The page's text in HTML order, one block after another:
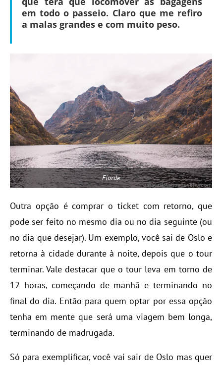
em todo o passeio. Claro que me refiro
a malas grandes e com muito peso.
Fiorde
Outra opção é comprar o ticket com retorno, que
pode ser feito no mesmo dia ou no dia seguinte (ou
no dia que desejar). Um exemplo, você sai de Oslo e
retorna à cidade durante à noite, depois que o tour
terminar. Vale destacar que o tour leva em torno de
12 horas, começando de manhã e terminando no
final do dia. Então para quem optar por essa opção
tenha em mente que será uma viagem bem longa,
terminando de madrugada.
Só para exemplificar, você vai sair de Oslo mas quer